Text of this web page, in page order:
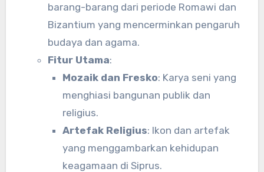
barang-barang dari periode Romawi dan
Bizantium yang mencerminkan pengaruh
budaya dan agama.
Fitur Utama:
Mozaik dan Fresko: Karya seni yang
menghiasi bangunan publik dan
religius.
Artefak Religius: Ikon dan artefak
yang menggambarkan kehidupan
keagamaan di Siprus.